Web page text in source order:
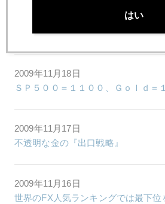
あのポールソンが新ゴールドファン
2009年11月18日
ＳＰ５００＝１１００、Ｇｏｌｄ＝
2009年11月17日
不透明な金の『出口戦略』
2009年11月16日
世界のFX人気ランキングでは最下位
はい